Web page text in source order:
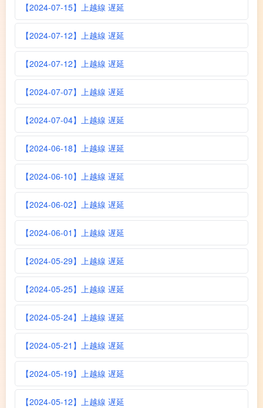
【2024-07-15】上越線 遅延
【2024-07-12】上越線 遅延
【2024-07-12】上越線 遅延
【2024-07-07】上越線 遅延
【2024-07-04】上越線 遅延
【2024-06-18】上越線 遅延
【2024-06-10】上越線 遅延
【2024-06-02】上越線 遅延
【2024-06-01】上越線 遅延
【2024-05-29】上越線 遅延
【2024-05-25】上越線 遅延
【2024-05-24】上越線 遅延
【2024-05-21】上越線 遅延
【2024-05-19】上越線 遅延
【2024-05-12】上越線 遅延